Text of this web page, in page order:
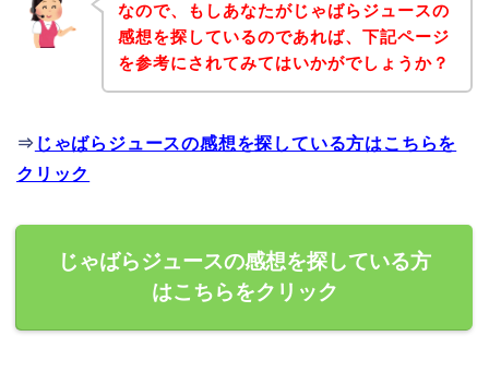
なので、もしあなたがじゃばらジュースの
感想を探しているのであれば、下記ページ
を参考にされてみてはいかがでしょうか？
⇒ じゃばらジュースの感想を探している方はこちらを
クリック
じゃばらジュースの感想を探している方
はこちらをクリック